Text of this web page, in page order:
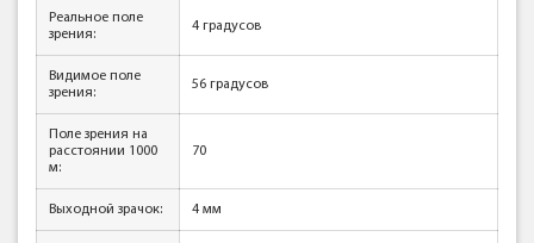
Реальное поле
зрения:
4 градусов
Видимое поле
зрения:
56 градусов
Поле зрения на
расстоянии 1000
м:
70
Выходной зрачок: 4 мм